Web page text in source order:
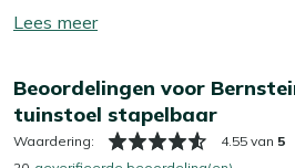
Eigenschappen
elkaar en bespaart ruimte als
Aluminium frame:licht van
de stoel makkelijk over je terras
Textileen zitting en
keer per jaar grondig schoon te
Smit Multi-surface reiniger voor
op: gebruik géén
kan het materiaal beschadigen.
Toon/verberg
Beoordelingen voor
tuinstoel stapelbaar
Waardering: 4.55 van 5